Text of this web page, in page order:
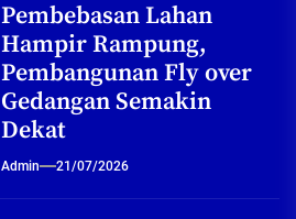
Pembebasan Lahan
Hampir Rampung,
Pembangunan Fly over
Gedangan Semakin
Dekat
Admin 21/07/2026